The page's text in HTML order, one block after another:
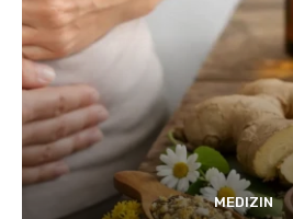
MEDIZIN